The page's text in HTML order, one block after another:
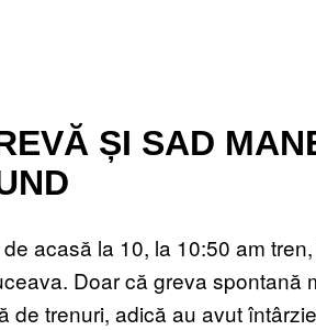
ȘI SAD
acasă la 10, la 10:50 am
Doar că greva spontană
de trenuri, adică au avut